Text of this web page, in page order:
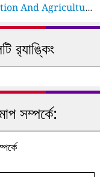
And Agriculture
র‍্যাঙ্কিং
সম্পর্কে: